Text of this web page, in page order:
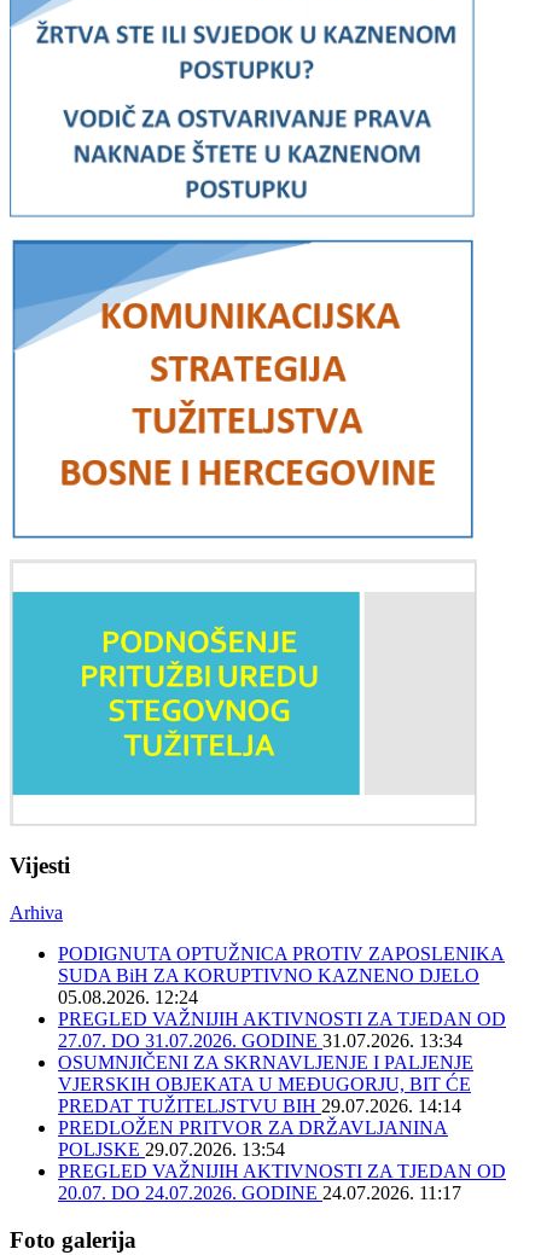
Vijesti
Arhiva
PODIGNUTA OPTUŽNICA PROTIV ZAPOSLENIKA
SUDA BiH ZA KORUPTIVNO KAZNENO DJELO
05.08.2026. 12:24
PREGLED VAŽNIJIH AKTIVNOSTI ZA TJEDAN OD
27.07. DO 31.07.2026. GODINE 31.07.2026. 13:34
OSUMNJIČENI ZA SKRNAVLJENJE I PALJENJE
VJERSKIH OBJEKATA U MEĐUGORJU, BIT ĆE
PREDAT TUŽITELJSTVU BIH 29.07.2026. 14:14
PREDLOŽEN PRITVOR ZA DRŽAVLJANINA
POLJSKE 29.07.2026. 13:54
PREGLED VAŽNIJIH AKTIVNOSTI ZA TJEDAN OD
20.07. DO 24.07.2026. GODINE 24.07.2026. 11:17
Foto galerija